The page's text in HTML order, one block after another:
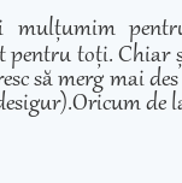
mulțumim
pentru toți. Chiar
să merg mai
de